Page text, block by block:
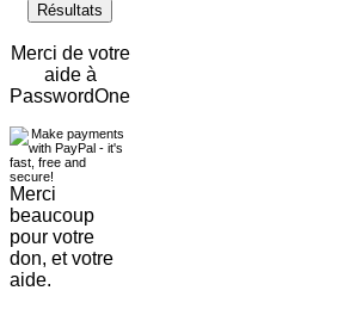
Résultats
Merci de votre
aide à
PasswordOne
Merci
beaucoup
pour votre
don, et votre
aide.